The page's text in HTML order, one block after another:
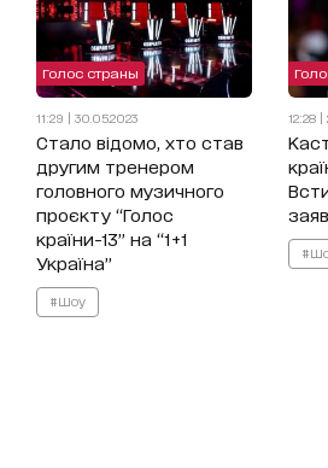
Голос страны
11:29 | 30.05.2023
Стало відомо, хто став
другим тренером
головного музичного
проєкту “Голос
країни-13” на “1+1
Україна”
#Шоу
12:28 |